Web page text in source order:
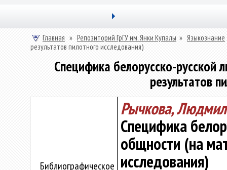
Главная » Репозиторий ГрГУ им. Янки Купалы » Языкознание
результатов пилотного исследования)
Специфика белорусско-русской
результатов
Библиографическое
Рычкова,
Специфика
общности (на
исследования)